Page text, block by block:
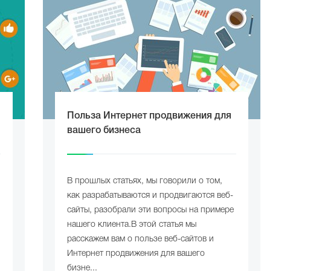
Польза Интернет продвижения для
вашего бизнеса
В прошлых статьях, мы говорили о том,
как разрабатываются и продвигаются веб-
сайты, разобрали эти вопросы на примере
нашего клиента.В этой статья мы
расскажем вам о пользе веб-сайтов и
Интернет продвижения для вашего
бизне...